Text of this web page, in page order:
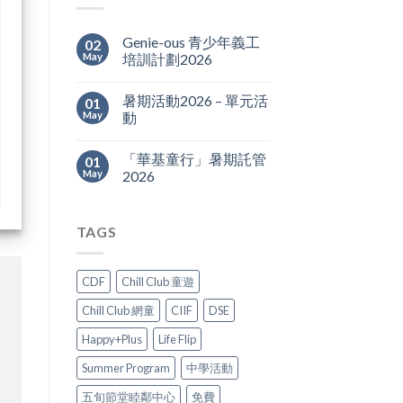
02
May
Genie-ous 青少年義工
培訓計劃2026
01
May
暑期活動2026 – 單元活
動
01
May
「華基童行」暑期託管
2026
TAGS
CDF
Chill Club 童遊
Chill Club 網童
CIIF
DSE
Happy+Plus
Life Flip
Summer Program
中學活動
五旬節堂睦鄰中心
免費